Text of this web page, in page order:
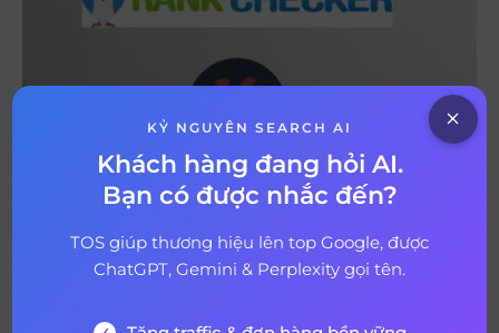
KỶ NGUYÊN SEARCH AI
Khách hàng đang hỏi AI.
Bạn có được nhắc đến?
TOS giúp thương hiệu lên top Google, được
ChatGPT, Gemini & Perplexity gọi tên.